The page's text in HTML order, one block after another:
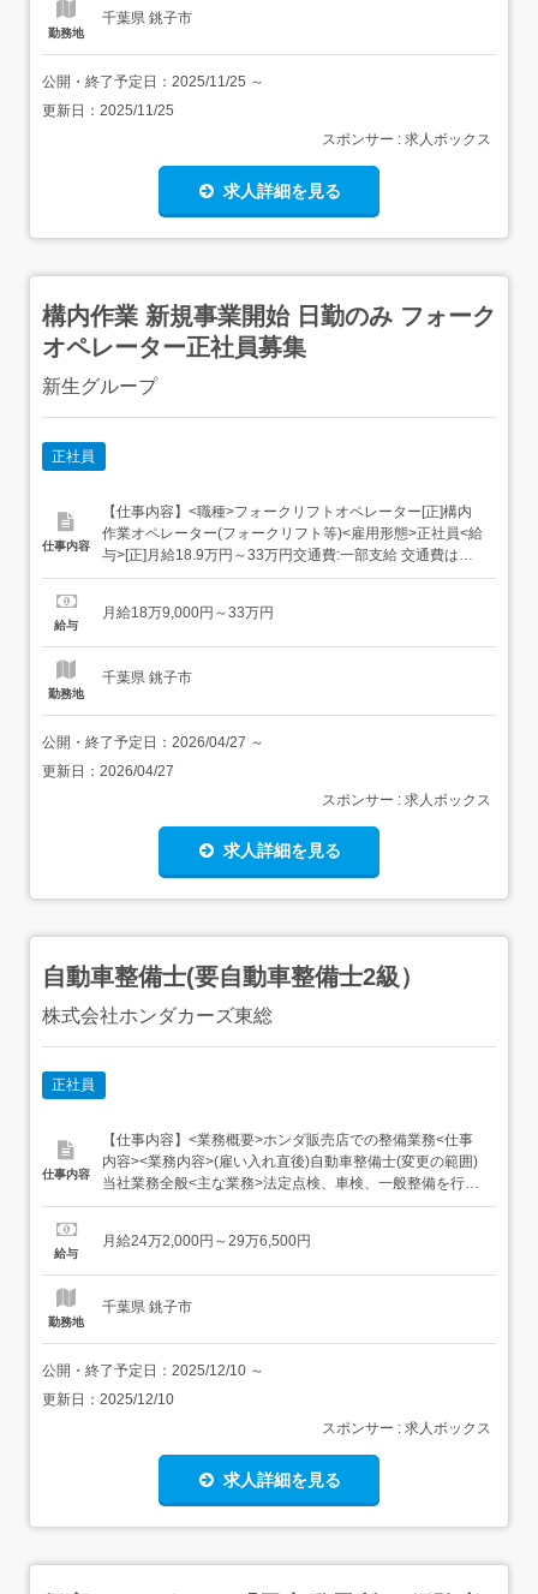
勤務地
千葉県 銚子市
公開・終了予定日： 2025/11/25 ～
更新日： 2025/11/25
スポンサー : 求人ボックス
求人詳細を見る
構内作業 新規事業開始 日勤のみ フォーク
オペレーター正社員募集
新生グループ
正社員
仕事内容
【仕事内容】<職種>フォークリフトオペレーター[正]構内
作業オペレーター(フォークリフト等)<雇用形態>正社員<給
与>[正]月給18.9万円～33万円交通費:一部支給 交通費は当
社規定により支給いたします 昇給あり 賞与年2回 別途残業
円～9,500円 (能力により短縮あり) 雇用形態:正社...
給与
月給18万9,000円～33万円
勤務地
千葉県 銚子市
公開・終了予定日： 2026/04/27 ～
更新日： 2026/04/27
スポンサー : 求人ボックス
求人詳細を見る
自動車整備士(要自動車整備士2級）
株式会社ホンダカーズ東総
正社員
仕事内容
【仕事内容】<業務概要>ホンダ販売店での整備業務<仕事
内容><業務内容>(雇い入れ直後)自動車整備士(変更の範囲)
当社業務全般<主な業務>法定点検、車検、一般整備を行い
ます。具体的には・定期点検、車検(1人1日4～5台)・納車
グ・故障診断、修理・パーツ交換経験によって修理完了後
給与
月給24万2,000円～29万6,500円
勤務地
千葉県 銚子市
公開・終了予定日： 2025/12/10 ～
更新日： 2025/12/10
スポンサー : 求人ボックス
求人詳細を見る